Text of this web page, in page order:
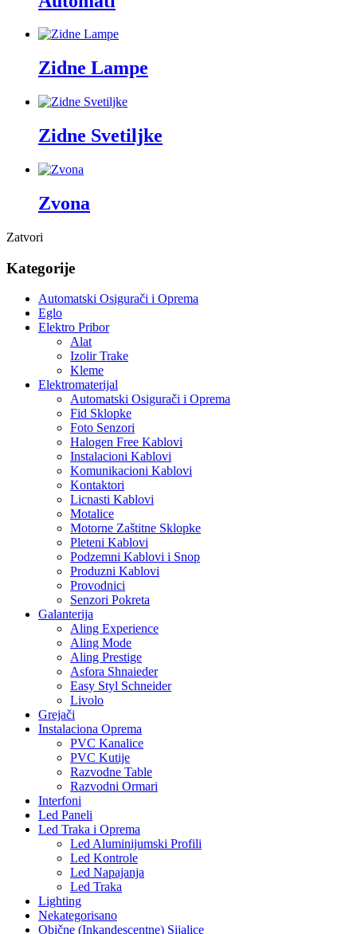
Zidne Lampe
Zidne Svetiljke
Zvona
Zatvori
Kategorije
Automatski Osigurači i Oprema
Eglo
Elektro Pribor
Alat
Izolir Trake
Kleme
Elektromaterijal
Automatski Osigurači i Oprema
Fid Sklopke
Foto Senzori
Halogen Free Kablovi
Instalacioni Kablovi
Komunikacioni Kablovi
Kontaktori
Licnasti Kablovi
Motalice
Motorne Zaštitne Sklopke
Pleteni Kablovi
Podzemni Kablovi i Snop
Produzni Kablovi
Provodnici
Senzori Pokreta
Galanterija
Aling Experience
Aling Mode
Aling Prestige
Asfora Shnaieder
Easy Styl Schneider
Livolo
Grejači
Instalaciona Oprema
PVC Kanalice
PVC Kutije
Razvodne Table
Razvodni Ormari
Interfoni
Led Paneli
Led Traka i Oprema
Led Aluminijumski Profili
Led Kontrole
Led Napajanja
Led Traka
Lighting
Nekategorisano
Obične (Inkandescentne) Sijalice